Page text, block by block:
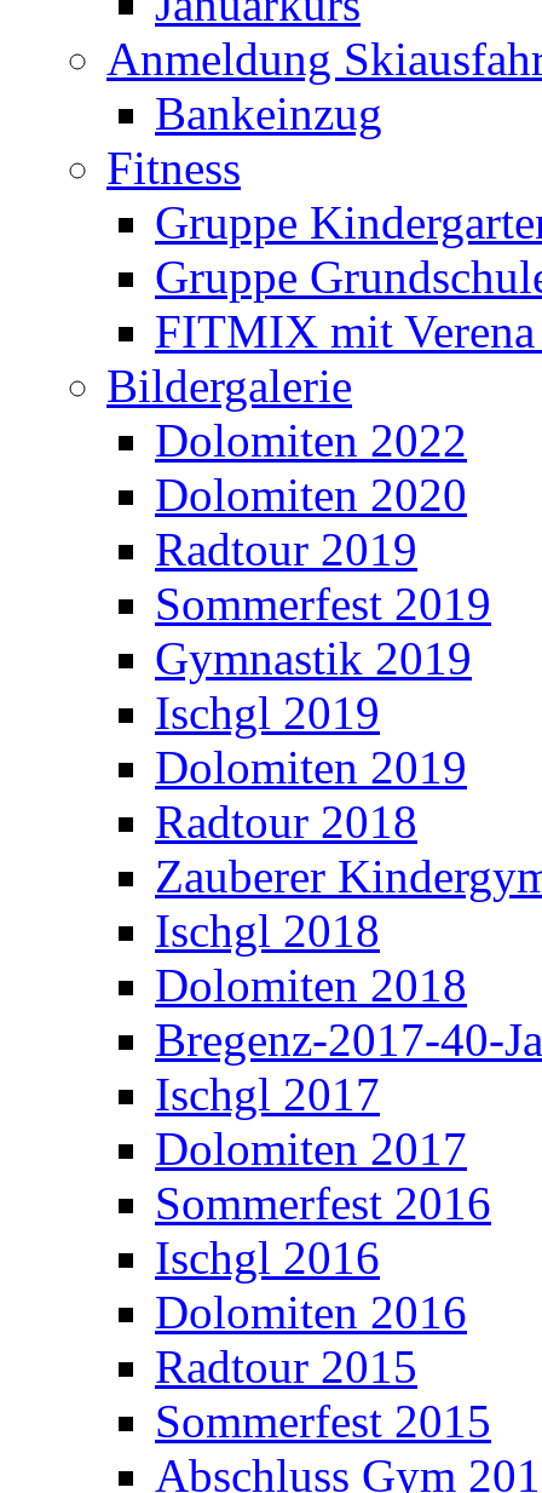
Anmeldung
Bankeinzug
Fitness
Gruppe
Gruppe
FITMIX mit
Bildergalerie
Dolomiten 2022
Dolomiten 2020
Radtour 2019
Sommerfest 2019
Gymnastik 2019
Ischgl 2019
Dolomiten 2019
Radtour 2018
Zauberer
Ischgl 2018
Dolomiten 2018
Bregenz-2017-40-
Ischgl 2017
Dolomiten 2017
Sommerfest 2016
Ischgl 2016
Dolomiten 2016
Radtour 2015
Sommerfest 2015
Abschluss Gym